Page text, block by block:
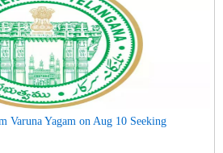
Varuna Yagam on Aug 10 Seeking